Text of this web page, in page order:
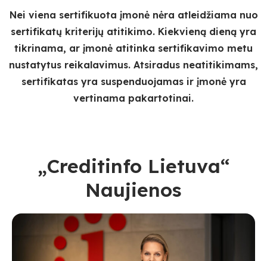
Nei viena sertifikuota įmonė nėra atleidžiama nuo
sertifikatų kriterijų atitikimo. Kiekvieną dieną yra
tikrinama, ar įmonė atitinka sertifikavimo metu
nustatytus reikalavimus. Atsiradus neatitikimams,
sertifikatas yra suspenduojamas ir įmonė yra
vertinama pakartotinai.
„Creditinfo Lietuva“
Naujienos